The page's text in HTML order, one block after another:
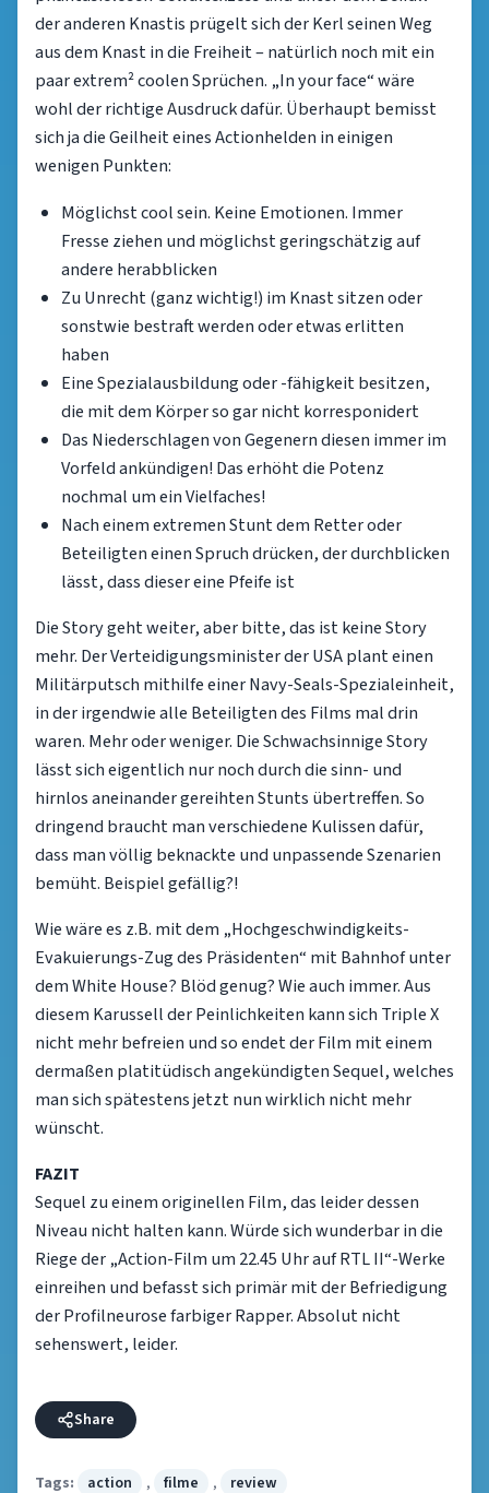
der anderen Knastis prügelt sich der Kerl seinen Weg
aus dem Knast in die Freiheit – natürlich noch mit ein
paar extrem² coolen Sprüchen. „In your face“ wäre
wohl der richtige Ausdruck dafür. Überhaupt bemisst
sich ja die Geilheit eines Actionhelden in einigen
wenigen Punkten:
Möglichst cool sein. Keine Emotionen. Immer
Fresse ziehen und möglichst geringschätzig auf
andere herabblicken
Zu Unrecht (ganz wichtig!) im Knast sitzen oder
sonstwie bestraft werden oder etwas erlitten
haben
Eine Spezialausbildung oder -fähigkeit besitzen,
die mit dem Körper so gar nicht korresponidert
Das Niederschlagen von Gegenern diesen immer im
Vorfeld ankündigen! Das erhöht die Potenz
nochmal um ein Vielfaches!
Nach einem extremen Stunt dem Retter oder
Beteiligten einen Spruch drücken, der durchblicken
lässt, dass dieser eine Pfeife ist
Die Story geht weiter, aber bitte, das ist keine Story
mehr. Der Verteidigungsminister der USA plant einen
Militärputsch mithilfe einer Navy-Seals-Spezialeinheit,
in der irgendwie alle Beteiligten des Films mal drin
waren. Mehr oder weniger. Die Schwachsinnige Story
lässt sich eigentlich nur noch durch die sinn- und
hirnlos aneinander gereihten Stunts übertreffen. So
dringend braucht man verschiedene Kulissen dafür,
dass man völlig beknackte und unpassende Szenarien
bemüht. Beispiel gefällig?!
Wie wäre es z.B. mit dem „Hochgeschwindigkeits-
Evakuierungs-Zug des Präsidenten“ mit Bahnhof unter
dem White House? Blöd genug? Wie auch immer. Aus
diesem Karussell der Peinlichkeiten kann sich Triple X
nicht mehr befreien und so endet der Film mit einem
dermaßen platitüdisch angekündigten Sequel, welches
man sich spätestens jetzt nun wirklich nicht mehr
wünscht.
FAZIT
Sequel zu einem originellen Film, das leider dessen
Niveau nicht halten kann. Würde sich wunderbar in die
Riege der „Action-Film um 22.45 Uhr auf RTL II“-Werke
einreihen und befasst sich primär mit der Befriedigung
der Profilneurose farbiger Rapper. Absolut nicht
sehenswert, leider.
Share
Tags: action , filme , review